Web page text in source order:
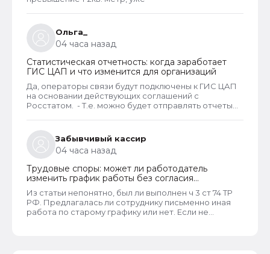
Ольга_
04 часа назад
Статистическая отчетность: когда заработает
ГИС ЦАП и что изменится для организаций
Да, операторы связи будут подключены к ГИС ЦАП
на основании действующих соглашений с
Росстатом. - Т.е. можно будет отправлять отчеты
Забывчивый кассир
04 часа назад
Трудовые споры: может ли работодатель
изменить график работы без согласия
сотрудника
Из статьи непонятно, был ли выполнен ч 3 ст 74 ТР
РФ. Предлагалась ли сотруднику письменно иная
работа по старому графику или нет. Если не